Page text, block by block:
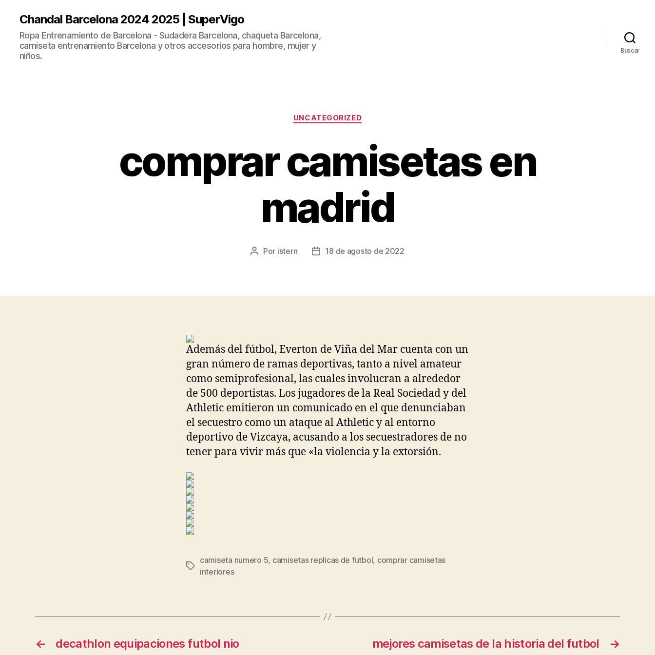
Chandal Barcelona 2024 2025 | SuperVigo
Ropa Entrenamiento de Barcelona - Sudadera Barcelona, chaqueta Barcelona,
camiseta entrenamiento Barcelona y otros accesorios para hombre, mujer y
niños.
Buscar
Categorías
UNCATEGORIZED
comprar camisetas en
madrid
Autor
Por istern
Fecha18 de agosto de 2022
Además del fútbol, Everton de Viña del Mar cuenta con un
gran número de ramas deportivas, tanto a nivel amateur
como semiprofesional, las cuales involucran a alrededor
de 500 deportistas. Los jugadores de la Real Sociedad y del
Athletic emitieron un comunicado en el que denunciaban
el secuestro como un ataque al Athletic y al entorno
deportivo de Vizcaya, acusando a los secuestradores de no
tener para vivir más que «la violencia y la extorsión.
Etiquetas
camiseta numero 5, camisetas replicas de futbol, comprar camisetas
interiores
← decathlon equipaciones futbol nio →
mejores camisetas de la historia del futbol